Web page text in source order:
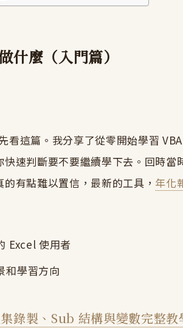
什麼（入門篇）
看這篇。我分享了從零開始學習
速判斷要不要繼續學下去。回時當
有點難以置信，最新的工具， 年化
Excel 使用者
和學習方向
錄製、Sub 結構與變數完整教